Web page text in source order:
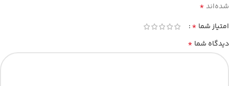
شده‌اند*
امتیاز شما *
دیدگاه شما *